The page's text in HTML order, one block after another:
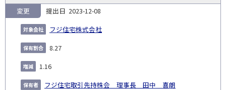
2023-12-08
フジ住宅株式会社
変更
8.27
1.16
フジ住宅取引先持株会 理事長 田中 喜朗